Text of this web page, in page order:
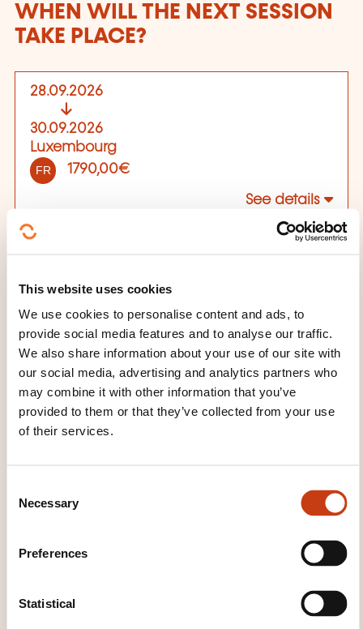
This website uses cookies
We use cookies to personalise content and ads, to
provide social media features and to analyse our traffic.
We also share information about your use of our site with
our social media, advertising and analytics partners who
may combine it with other information that you’ve
provided to them or that they’ve collected from your use
of their services.
Necessary
Preferences
Statistical
WHEN WILL THE NEXT SESSION
TAKE PLACE?
28.09.2026
30.09.2026
Luxembourg
FR 1790,00€
See details
Place of training
50, route d'Esch
L-1470 Luxembourg
27.09.2026
Register
Luxembourg
See details
04.11.2026